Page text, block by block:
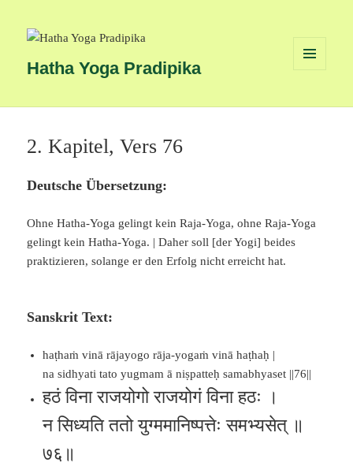
Hatha Yoga Pradipika
2. Kapitel, Vers 76
Deutsche Übersetzung:
Ohne Hatha-Yoga gelingt kein Raja-Yoga, ohne Raja-Yoga
gelingt kein Hatha-Yoga. | Daher soll [der Yogi] beides
praktizieren, solange er den Erfolg nicht erreicht hat.
Sanskrit Text:
haṭhaṁ vinā rājayogo rāja-yogaṁ vinā haṭhaḥ |
na sidhyati tato yugmam ā niṣpatteḥ samabhyaset ||76||
हठं विना राजयोगो राजयोगं विना हठः ।
न सिध्यति ततो युग्ममानिष्पत्तेः समभ्यसेत् ॥
७६॥